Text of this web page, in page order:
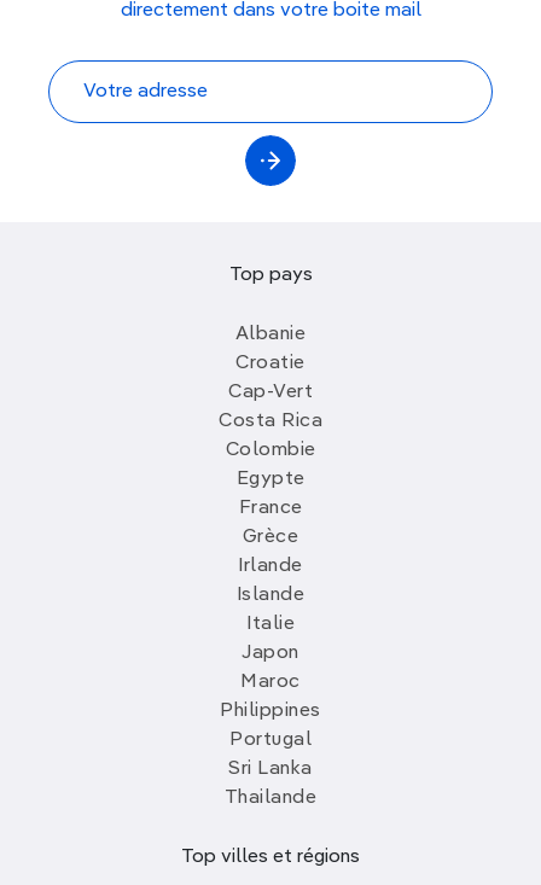
directement dans votre boite mail
Top pays
Albanie
Croatie
Cap-Vert
Costa Rica
Colombie
Egypte
France
Grèce
Irlande
Islande
Italie
Japon
Maroc
Philippines
Portugal
Sri Lanka
Thailande
Top villes et régions